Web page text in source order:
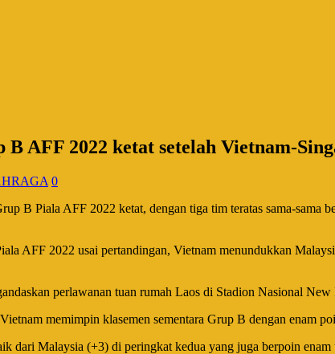
B AFF 2022 ketat setelah Vietnam-
0
B Piala AFF 2022 ketat, dengan tiga tim teratas sama-sama
AFF 2022 usai pertandingan, Vietnam menundukkan
perlawanan tuan rumah Laos di Stadion Nasional
memimpin klasemen sementara Grup B dengan enam
dari Malaysia (+3) di peringkat kedua yang juga berpoin enam